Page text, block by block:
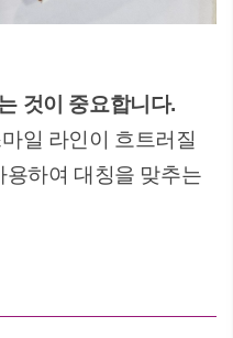
것이 중요합니다.
일 라인이 흐트러질
하여 대칭을 맞추는